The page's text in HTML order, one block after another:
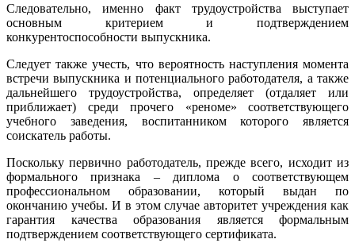
Следовательно, именно факт трудоустройства выступает
основным критерием и подтверждением
конкурентоспособности выпускника.
Следует также учесть, что вероятность наступления момента
встречи выпускника и потенциального работодателя, а также
дальнейшего трудоустройства, определяет (отдаляет или
приближает) среди прочего «реноме» соответствующего
учебного заведения, воспитанником которого является
соискатель работы.
Поскольку первично работодатель, прежде всего, исходит из
формального признака – диплома о соответствующем
профессиональном образовании, который выдан по
окончанию учебы. И в этом случае авторитет учреждения как
гарантия качества образования является формальным
подтверждением соответствующего сертификата.